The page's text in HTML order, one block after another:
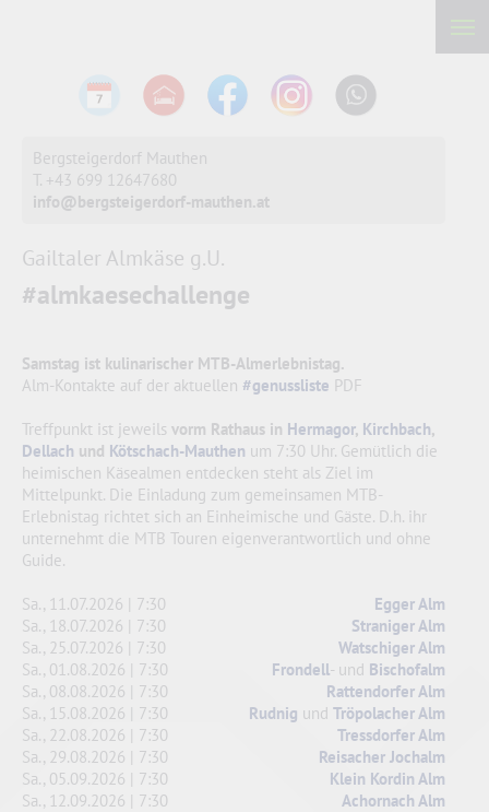
Bergsteigerdorf Mauthen
T. +43 699 12647680
info@bergsteigerdorf-mauthen.at
Gailtaler Almkäse g.U.
#almkaesechallenge
Samstag ist kulinarischer MTB-Almerlebnistag.
Alm-Kontakte auf der aktuellen #genussliste PDF
Treffpunkt ist jeweils vorm Rathaus in Hermagor, Kirchbach,
Dellach und Kötschach-Mauthen um 7:30 Uhr. Gemütlich die
heimischen Käsealmen entdecken steht als Ziel im
Mittelpunkt. Die Einladung zum gemeinsamen MTB-
Erlebnistag richtet sich an Einheimische und Gäste. D.h. ihr
unternehmt die MTB Touren eigenverantwortlich und ohne
Guide.
Sa., 11.07.2026 | 7:30
Egger Alm
Sa., 18.07.2026 | 7:30
Straniger Alm
Sa., 25.07.2026 | 7:30
Watschiger Alm
Sa., 01.08.2026 | 7:30
Frondell- und Bischofalm
Sa., 08.08.2026 | 7:30
Rattendorfer Alm
Sa., 15.08.2026 | 7:30
Rudnig und Tröpolacher Alm
Sa., 22.08.2026 | 7:30
Tressdorfer Alm
Sa., 29.08.2026 | 7:30
Reisacher Jochalm
Sa., 05.09.2026 | 7:30
Klein Kordin Alm
Sa., 12.09.2026 | 7:30
Achornach Alm